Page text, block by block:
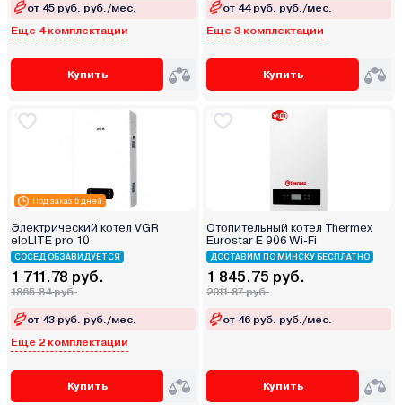
от 45 руб. руб./мес.
Еще 4 комплектации
Купить
от 44 руб. руб./мес.
Еще 3 комплектации
Купить
Под заказ 5 дней
Электрический котел VGR
eloLITE pro 10
СОСЕД ОБЗАВИДУЕТСЯ
1 711.78 руб.
1865.84 руб.
от 43 руб. руб./мес.
Еще 2 комплектации
Купить
Отопительный котел Thermex
Eurostar E 906 Wi-Fi
ДОСТАВИМ ПО МИНСКУ БЕСПЛАТНО
1 845.75 руб.
2011.87 руб.
от 46 руб. руб./мес.
Купить